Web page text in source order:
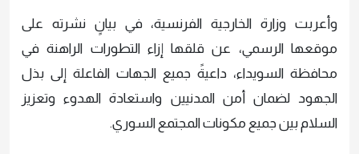
وأعربت وزارة الخارجية الفرنسية، في بيانٍ نشرته على
موقعها الرسمي، عن قلقها إزاء التطورات الراهنة في
محافظة السويداء، داعيةً جميع الجهات الفاعلة إلى بذل
الجهود لضمان أمن المدنيين واستعادة الهدوء وتعزيز
السلام بين جميع مكونات المجتمع السوري.